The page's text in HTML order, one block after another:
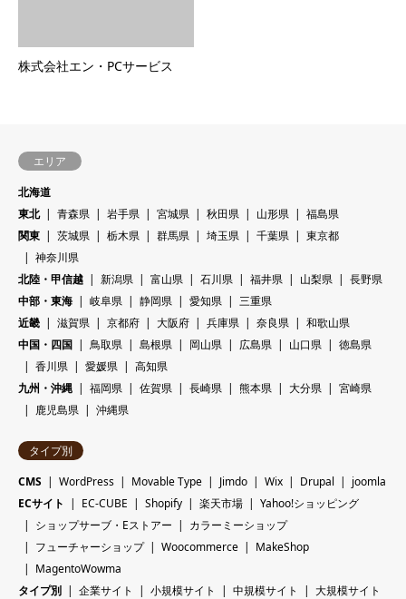
株式会社エン・PCサービス
エリア
北海道
東北
青森県 岩手県 宮城県 秋田県 山形県
福島県
関東
茨城県 栃木県 群馬県 埼玉県 千葉県
東京都
神奈川県
北陸・甲信越
新潟県 富山県 石川県 福井県 山梨県
長野県
中部・東海
岐阜県 静岡県 愛知県
三重県
近畿
滋賀県 京都府 大阪府 兵庫県 奈良県
和歌山県
中国・四国
鳥取県 島根県 岡山県 広島県 山口県
徳島県
香川県
愛媛県
高知県
九州・沖縄
福岡県 佐賀県 長崎県 熊本県 大分県
宮崎県
鹿児島県
沖縄県
タイプ別
CMS
WordPress Movable Type Jimdo Wix Drupal
joomla
ECサイト
EC-CUBE Shopify 楽天市場
Yahoo!ショッピング
ショップサーブ・Eストアー
カラーミーショップ
フューチャーショップ
Woocommerce
MakeShop
MagentoWowma
タイプ別
企業サイト 小規模サイト 中規模サイト 大規模サイト